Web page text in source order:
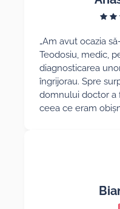
„Am avut ocazia
Teodosiu, medic,
diagnosticarea
îngrijorau. Spre
domnului doctor a
ceea ce eram